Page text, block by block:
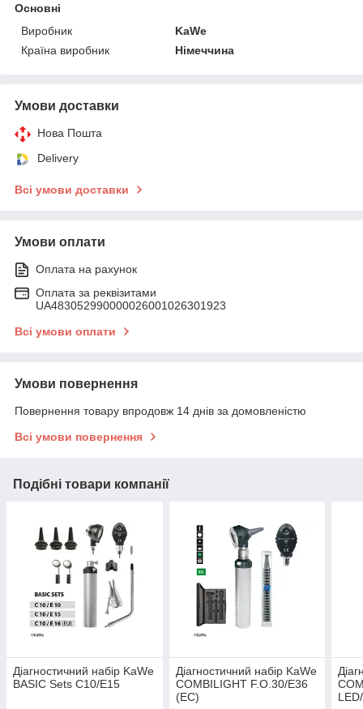
Основні
Виробник
KaWe
Країна виробник
Німеччина
Умови доставки
Нова Пошта
Delivery
Всі умови доставки
Умови оплати
Оплата на рахунок
Оплата за реквізитами
UA483052990000026001026301923
Всі умови оплати
Умови повернення
Повернення товару впродовж 14 днів за домовленістю
Всі умови повернення
Подібні товари компанії
Діагностичний набір KaWe
BASIC Sets C10/E15
Діагностичний набір KaWe
COMBILIGHT F.O.30/E36
(EС)